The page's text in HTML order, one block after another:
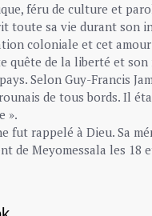
féru de culture et
toute sa vie durant son
coloniale et cet
quête de la liberté et
Selon Guy-Francis
de tous bords. Il
».
fut rappelé à Dieu. Sa
de Meyomessala les 18